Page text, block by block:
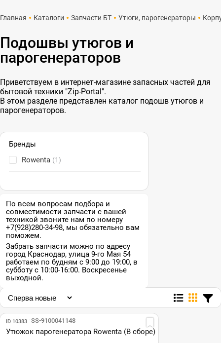
Главная Каталоги Запчасти БТ Утюги, парогенераторы
Подошвы утюгов и
парогенераторов
Приветствуем в интернет-магазине запасных частей для
бытовой техники "Zip-Portal".
В этом разделе представлен каталог подошв утюгов и
парогенераторов.
Бренды
Rowenta (1)
По всем вопросам подбора и
совместимости запчасти с вашей
техникой звоните нам по номеру
+7(928)280-34-98, мы обязательно вам
поможем.
Забрать запчасти можно по адресу
город Краснодар, улица 9-го Мая 54
работаем по будням с 9:00 до 19:00, в
субботу с 10:00-16:00. Воскресенье
выходной.
ID 10383
Парт №: SS-9100041148
Утюжок парогенератора Rowenta (В сборе)